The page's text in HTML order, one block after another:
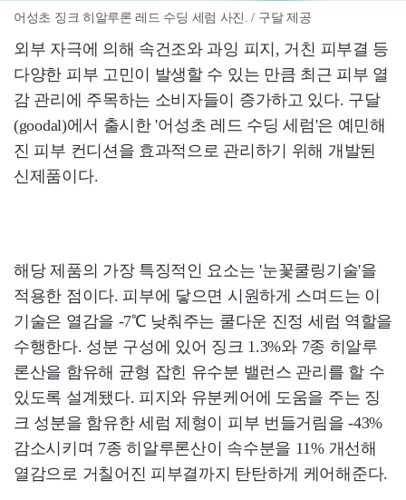
어성초 징크 히알루론 레드 수딩 세럼 사진. / 구달 제공
외부 자극에 의해 속건조와 과잉 피지, 거친 피부결 등
다양한 피부 고민이 발생할 수 있는 만큼 최근 피부 열
감 관리에 주목하는 소비자들이 증가하고 있다. 구달
(goodal)에서 출시한 '어성초 레드 수딩 세럼'은 예민해
진 피부 컨디션을 효과적으로 관리하기 위해 개발된
신제품이다.
해당 제품의 가장 특징적인 요소는 '눈꽃쿨링기술'을
적용한 점이다. 피부에 닿으면 시원하게 스며드는 이
기술은 열감을 -7℃ 낮춰주는 쿨다운 진정 세럼 역할을
수행한다. 성분 구성에 있어 징크 1.3%와 7종 히알루
론산을 함유해 균형 잡힌 유수분 밸런스 관리를 할 수
있도록 설계됐다. 피지와 유분케어에 도움을 주는 징
크 성분을 함유한 세럼 제형이 피부 번들거림을 -43%
감소시키며 7종 히알루론산이 속수분을 11% 개선해
열감으로 거칠어진 피부결까지 탄탄하게 케어해준다.